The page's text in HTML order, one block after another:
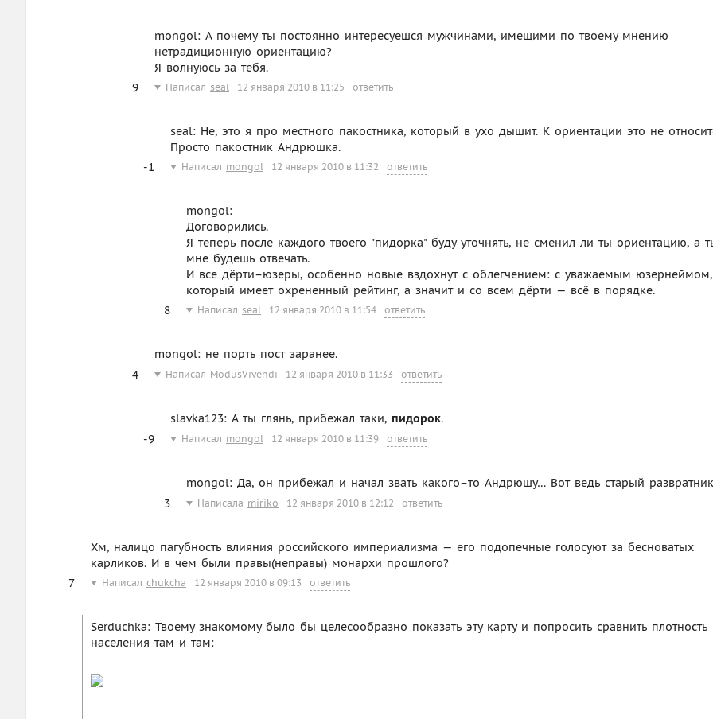
mongol: А почему ты постоянно интересуешся мужчинами, имещими по твоему мнению
нетрадиционную ориентацию?
Я волнуюсь за тебя.
9
Написал seal 12 января 2010 в 11:25 ответить
seal: Не, это я про местного пакостника, который в ухо дышит. К ориентации это не
Просто пакостник Андрюшка.
-1
Написал mongol 12 января 2010 в 11:32 ответить
mongol:
Договорились.
Я теперь после каждого твоего "пидорка" буду уточнять, не сменил ли ты ориентацию, а
мне будешь отвечать.
И все дёрти–юзеры, особенно новые вздохнут с облегчением: с уважаемым юзернеймом,
который имеет охрененный рейтинг, а значит и со всем дёрти — всё в порядке.
8
Написал seal 12 января 2010 в 11:54 ответить
mongol: не порть пост заранее.
4
Написал ModusVivendi 12 января 2010 в 11:33 ответить
slavka123: А ты глянь, прибежал таки, пидорок.
-9
Написал mongol 12 января 2010 в 11:39 ответить
mongol: Да, он прибежал и начал звать какого–то Андрюшу… Вот ведь старый
3
Написала miriko 12 января 2010 в 12:12 ответить
Хм, налицо пагубность влияния российского империализма — его подопечные голосуют за бесноватых
карликов. И в чем были правы(неправы) монархи прошлого?
7
Написал chukcha 12 января 2010 в 09:13 ответить
Serduchka: Твоему знакомому было бы целесообразно показать эту карту и попросить сравнить плотность
населения там и там: